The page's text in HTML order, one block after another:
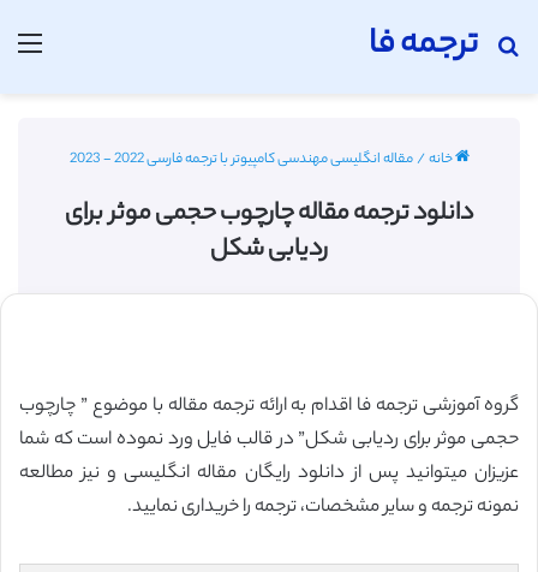
ترجمه فا
جستجو برای
خانه/مقاله انگلیسی مهندسی کامپیوتر با ترجمه فارسی 2022 - 2023
دانلود ترجمه مقاله چارچوب حجمی موثر برای
ردیابی شکل
گروه آموزشی ترجمه فا اقدام به ارائه ترجمه مقاله با موضوع ” چارچوب
حجمی موثر برای ردیابی شکل” در قالب فایل ورد نموده است که شما
عزیزان میتوانید پس از دانلود رایگان مقاله انگلیسی و نیز مطالعه
نمونه ترجمه و سایر مشخصات، ترجمه را خریداری نمایید.